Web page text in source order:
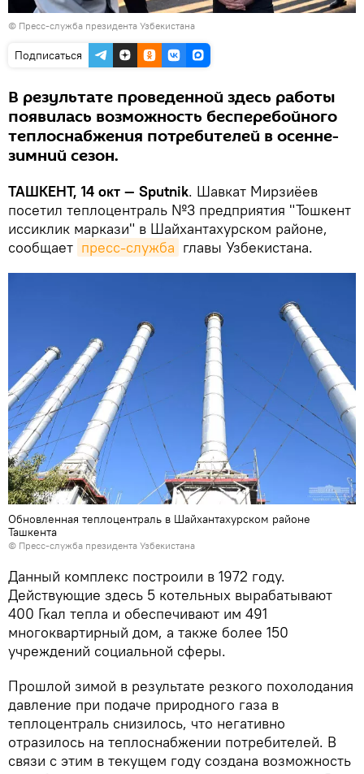
© Пресс-служба президента Узбекистана
Подписаться
В результате проведенной здесь работы
появилась возможность бесперебойного
теплоснабжения потребителей в осенне-
зимний сезон.
ТАШКЕНТ, 14 окт — Sputnik. Шавкат Мирзиёев
посетил теплоцентраль №3 предприятия "Тошкент
иссиклик маркази" в Шайхантахурском районе,
сообщает пресс-служба главы Узбекистана.
Обновленная теплоцентраль в Шайхантахурском районе
Ташкента
© Пресс-служба президента Узбекистана
Данный комплекс построили в 1972 году.
Действующие здесь 5 котельных вырабатывают
400 Гкал тепла и обеспечивают им 491
многоквартирный дом, а также более 150
учреждений социальной сферы.
Прошлой зимой в результате резкого похолодания
давление при подаче природного газа в
теплоцентраль снизилось, что негативно
отразилось на теплоснабжении потребителей. В
связи с этим в текущем году создана возможность